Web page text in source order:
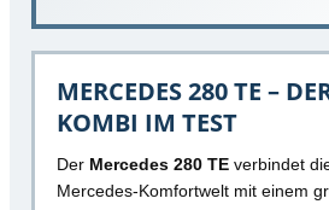
MERCEDES 280 TE –
KOMBI IM TEST
Der Mercedes 280 TE verbindet
Mercedes-Komfortwelt mit einem